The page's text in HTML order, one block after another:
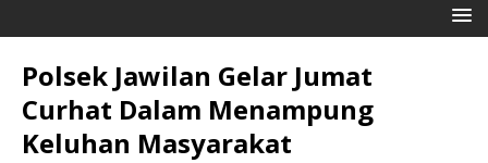
Polsek Jawilan Gelar Jumat
Curhat Dalam Menampung
Keluhan Masyarakat